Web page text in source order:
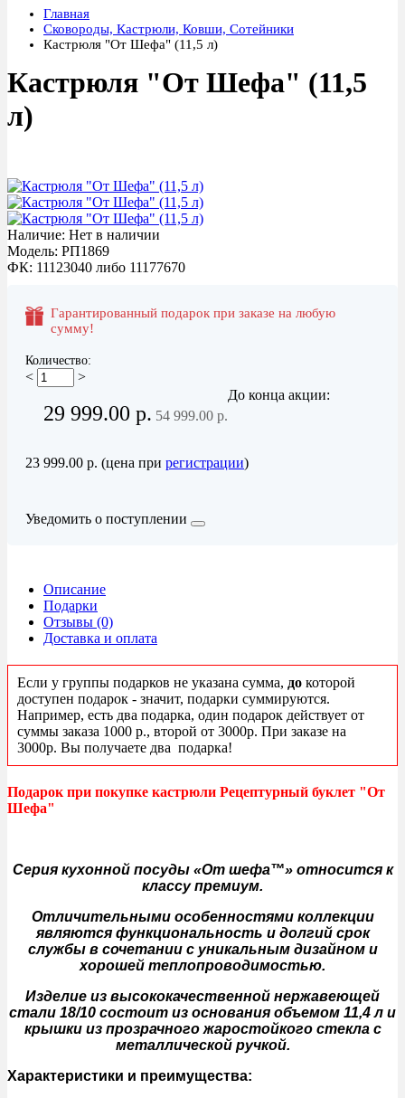
Главная
Сковороды, Кастрюли, Ковши, Сотейники
Кастрюля "От Шефа" (11,5 л)
Кастрюля "От Шефа" (11,5
л)
Наличие: Нет в наличии
Модель: РП1869
ФК: 11123040 либо 11177670
Гарантированный подарок при заказе на любую
сумму!
Количество:
< >
29 999.00 р. 54 999.00 р.
До конца акции:
23 999.00 р. (цена при регистрации)
Уведомить о поступлении
Описание
Подарки
Отзывы (0)
Доставка и оплата
Если у группы подарков не указана сумма, до которой
доступен подарок - значит, подарки суммируются.
Например, есть два подарка, один подарок действует от
суммы заказа 1000 р., второй от 3000р. При заказе на
3000р. Вы получаете два подарка!
Подарок при покупке кастрюли Рецептурный буклет "От
Шефа"
Серия кухонной посуды «От шефа™» относится к
классу премиум.
Отличительными особенностями коллекции
являются функциональность и долгий срок
службы в сочетании с уникальным дизайном и
хорошей теплопроводимостью.
Изделие из высококачественной нержавеющей
стали 18/10 состоит из основания объемом 11,4 л и
крышки из прозрачного жаростойкого стекла с
металлической ручкой.
Характеристики и преимущества: